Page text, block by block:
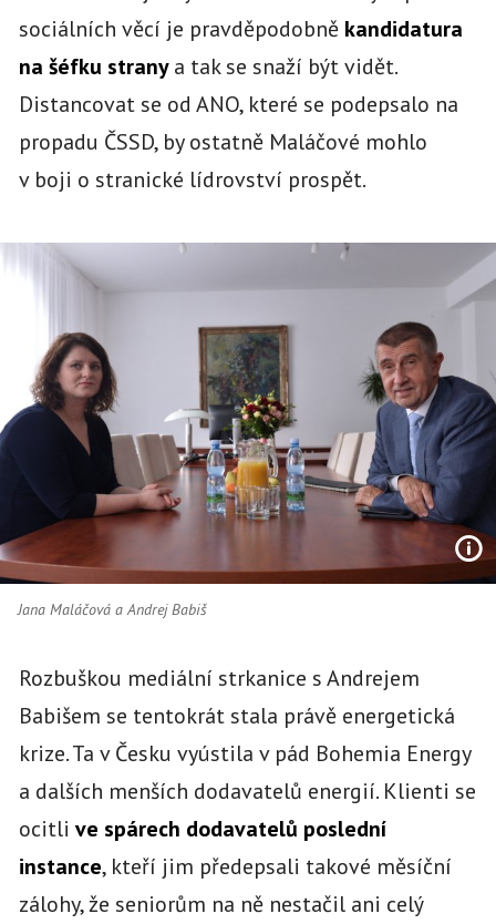
sociálních věcí je pravděpodobně kandidatura
na šéfku stranya tak se snaží být vidět.
Distancovat se od ANO, které se podepsalo na
propadu ČSSD, by ostatně Maláčové mohlo
v boji o stranické lídrovství prospět.
Jana Maláčová a Andrej Babiš
Rozbuškou mediální strkanice s Andrejem
Babišem se tentokrát stala právě energetická
krize. Ta v Česku vyústila v pád Bohemia Energy
a dalších menších dodavatelů energií. Klienti se
ocitli ve spárech dodavatelů poslední
instance, kteří jim předepsali takové měsíční
zálohy, že seniorům na ně nestačil ani celý